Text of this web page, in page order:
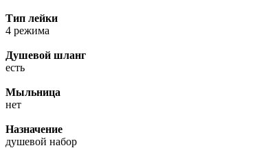
Тип лейки
4 режима
Душевой шланг
есть
Мыльница
нет
Назначение
душевой набор